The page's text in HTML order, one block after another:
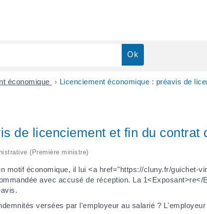
économique > Licenciement économique : préavis de
de licenciement et fin du contrat
(Première ministre)
motif économique, il lui <a href="https://cluny.fr/guichet-
avec accusé de réception. La
versées par l'employeur au salarié ?